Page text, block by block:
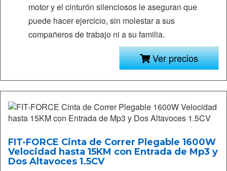
motor y el cinturón silenciosos le aseguran que
puede hacer ejercicio, sin molestar a sus
compañeros de trabajo ni a su familia.
Ver precios
FIT-FORCE Cinta de Correr Plegable 1600W
Velocidad hasta 15KM con Entrada de Mp3 y
Dos Altavoces 1.5CV